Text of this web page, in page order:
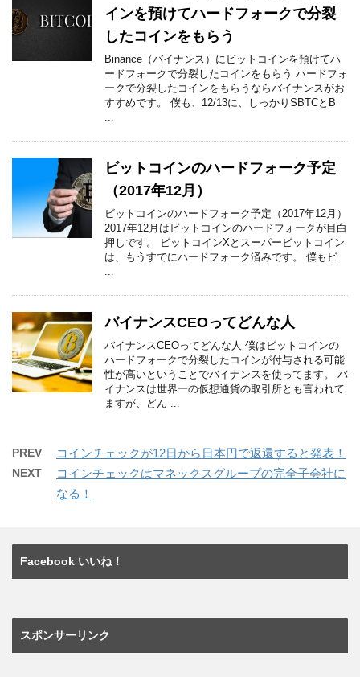
インを預けてハードフォークで分裂
したコインをもらう
Binance（バイナンス）にビットコインを預けてハ
ードフォークで分裂したコインをもらう ハードフォ
ークで分裂したコインをもらうならバイナンスがお
すすめです。 僕も、12/13に、しっかりSBTCとB
ビットコインのハードフォーク予定
（2017年12月）
ビットコインのハードフォーク予定（2017年12月）
2017年12月はビットコインのハードフォークが目白
押しです。 ビットコインXとスーパービットコイン
は、もうすでにハードフォーク済みです。 僕もビ
バイナンスCEOってどんな人
バイナンスCEOってどんな人 僕はビットコインの
ハードフォークで分裂したコインが付与される可能
性が高いということでバイナンスを使ってます。 バ
イナンスは世界一の仮想通貨の取引所とも言われて
ますが、どん ...
PREV コインチェックが12日から日本円で返還すると発表！
NEXT
コインチェックはマネックスグループの完全子会社に
なる！
Facebook いいね！
スポンサーリンク